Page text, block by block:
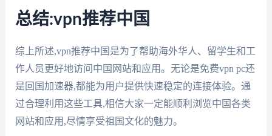
总结:vpn推荐中国
综上所述,vpn推荐中国是为了帮助海外华人、留学生和工
作人员更好地访问中国网站和应用。无论是免费vpn pc还
是回国加速器,都能为用户提供快速稳定的连接体验。通
过合理利用这些工具,相信大家一定能顺利浏览中国各类
网站和应用,尽情享受祖国文化的魅力。